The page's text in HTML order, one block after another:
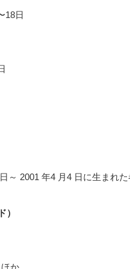
18日
～ 2001 年4 月4 日に生まれ
）
か